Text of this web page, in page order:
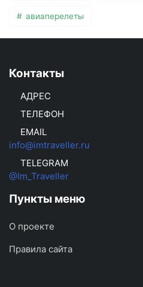
авиаперелеты
Контакты
АДРЕС
ТЕЛЕФОН
EMAIL
info@imtraveller.ru
TELEGRAM
@Im_Traveller
Пункты меню
О проекте
Правила сайта